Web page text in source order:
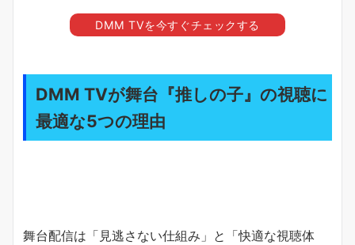
DMM TVを今すぐチェックする
DMM TVが舞台『推しの子』の視聴に
最適な5つの理由
舞台配信は「見逃さない仕組み」と「快適な視聴体